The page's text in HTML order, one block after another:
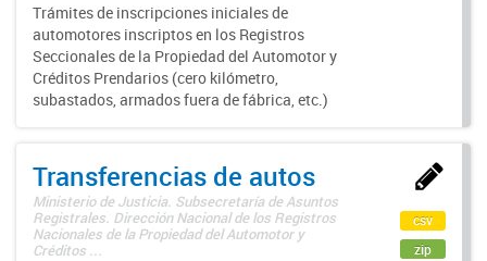
Trámites de inscripciones iniciales de
automotores inscriptos en los Registros
Seccionales de la Propiedad del Automotor y
Créditos Prendarios (cero kilómetro,
subastados, armados fuera de fábrica, etc.)
Transferencias de autos
Ministerio de Justicia. Subsecretaría de Asuntos
Registrales. Dirección Nacional de los Registros
Nacionales de la Propiedad del Automotor y
Créditos ...
csv
zip